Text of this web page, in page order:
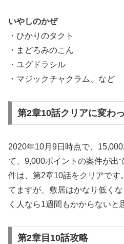
いやしのかぜ
・ひかりのタクト
・まどろみのこん
・ユグドラシル
・マジックチャクラム、など
第2章10話クリアに変わ
2020年10月9日時点で、
て、9,000ポイントの案件が出
件は、第2章10話をクリアです
てますが、敷居はかなり低く
く人なら1週間もかからないと
第2章目10話攻略